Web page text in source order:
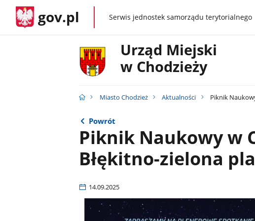
gov.pl gov.plSerwis jednostek samorządu terytorialnego
Urząd Miejski
w Chodzieży
Miasto Chodzież Aktualności Piknik
Powrót
Piknik Naukowy w
Błękitno-zielona
14.09.2025